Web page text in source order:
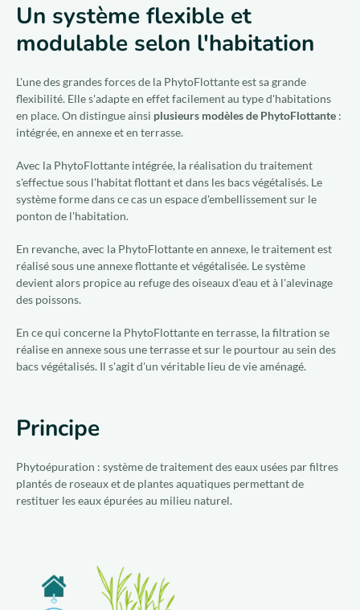
Un système flexible et
modulable selon l'habitation
L'une des grandes forces de la PhytoFlottante est sa grande
flexibilité. Elle s'adapte en effet facilement au type d'habitations
en place. On distingue ainsi plusieurs modèles de PhytoFlottante :
intégrée, en annexe et en terrasse.
Avec la PhytoFlottante intégrée, la réalisation du traitement
s'effectue sous l'habitat flottant et dans les bacs végétalisés. Le
système forme dans ce cas un espace d'embellissement sur le
ponton de l'habitation.
En revanche, avec la PhytoFlottante en annexe, le traitement est
réalisé sous une annexe flottante et végétalisée. Le système
devient alors propice au refuge des oiseaux d'eau et à l'alevinage
des poissons.
En ce qui concerne la PhytoFlottante en terrasse, la filtration se
réalise en annexe sous une terrasse et sur le pourtour au sein des
bacs végétalisés. Il s'agit d'un véritable lieu de vie aménagé.
Principe
Phytoépuration : système de traitement des eaux usées par filtres
plantés de roseaux et de plantes aquatiques permettant de
restituer les eaux épurées au milieu naturel.